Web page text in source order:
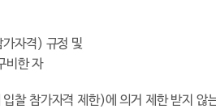
자격 ) 규정 및
비한 자
찰 참가자격 제한)에 의거 제한 받지 않